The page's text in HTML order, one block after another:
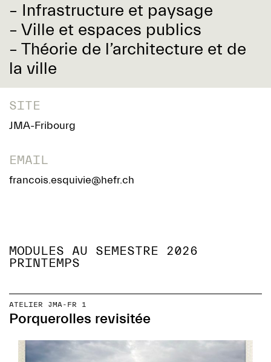
– Infrastructure et paysage
– Ville et espaces publics
– Théorie de l’architecture et de
la ville
SITE
JMA-Fribourg
EMAIL
francois.esquivie@hefr.ch
MODULES AU SEMESTRE 2026
PRINTEMPS
ATELIER JMA-FR 1
Porquerolles revisitée